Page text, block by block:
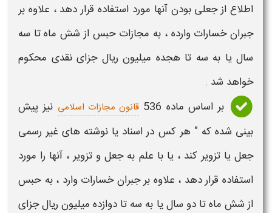
اطلاع ازجعلیبودن آنها مورد استفاده قرار دهد ، علاوه بر
جبران خسارات وارده ، به مجازاتحبس از شش ماه تا سه
سال یا به سه تا هجده میلیون ریال جزای نقدی محکوم
خواهد شد .
بر اساس ماده 536
قانون مجازات اسلامی نیز پیش
بینی شده که " هر کس در اسناد یا نوشته های غیر رسمی
جعلیا تزویر کند ، یا با علم بهجعل و تزویر ، آنها را مورد
استفاده قرار دهد ، علاوه بر جبران خسارات وارد ، به حبس
از شش ماه تا دو سال یا به سه تا دوازده میلیون ریال جزای